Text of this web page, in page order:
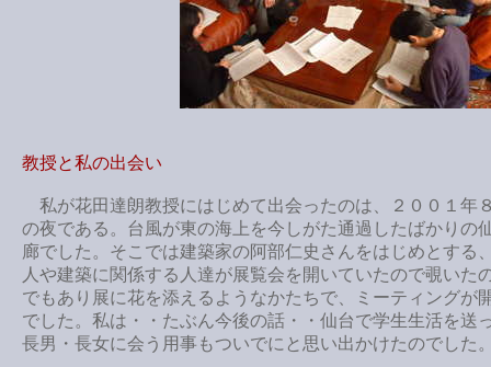
教授と私の出会い
私が花田達朗教授にはじめて出会ったのは、２００１年
の夜である。台風が東の海上を今しがた通過したばかりの
廊でした。そこでは建築家の阿部仁史さんをはじめとする
人や建築に関係する人達が展覧会を開いていたので覗いた
でもあり展に花を添えるようなかたちで、ミーティングが
でした。私は・・たぶん今後の話・・仙台で学生生活を送
長男・長女に会う用事もついでにと思い出かけたのでした